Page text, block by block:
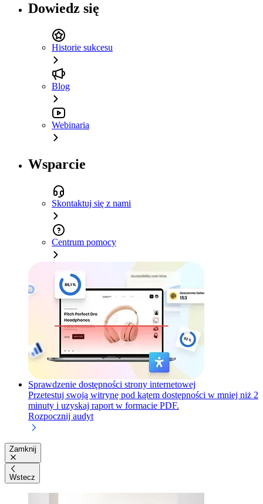
Dowiedz się
Historie sukcesu
Blog
Webinaria
Wsparcie
Skontaktuj się z nami
Centrum pomocy
Sprawdzenie dostępności strony internetowej
Przetestuj swoją witrynę pod kątem dostępności w mniej niż 2
minuty i uzyskaj raport w formacie PDF.
Rozpocznij audyt
Zamknij
Wstecz